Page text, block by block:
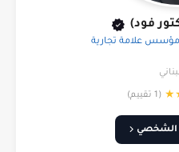
فود)
علامة تجارية
★ (1 تقييم)
الشخصي